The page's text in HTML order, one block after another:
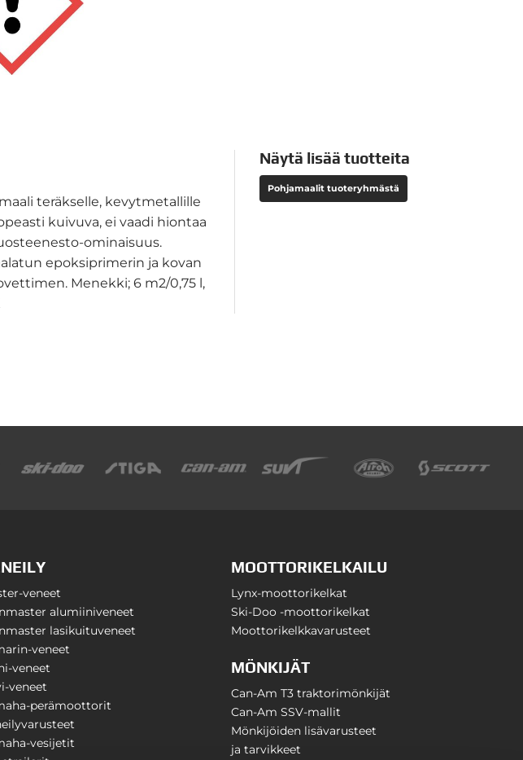
teräkselle, kevytmetallille
kuivuva, ei vaadi hiontaa
ominaisuus.
epoksiprimerin ja kovan
Menekki; 6 m2/0,75 l,
Näytä lisää tuotteita
Pohjamaalit tuoteryhmästä
veneet
alumiiniveneet
lasikuituveneet
veneet
veneet
veneet
perämoottorit
vesijetit
MOOTTORIKELKAILU
Lynx-moottorikelkat
Ski-Doo -moottorikelkat
Moottorikelkkavarusteet
MÖNKIJÄT
Can-Am T3 traktorimönkijät
Can-Am SSV-mallit
Mönkijöiden lisävarusteet
ja tarvikkeet